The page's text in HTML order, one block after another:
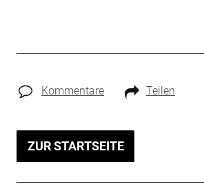
Kommentare Teilen
ZUR STARTSEITE